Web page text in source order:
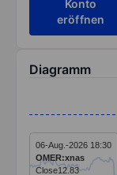
Konto
eröffnen
Diagramm
The chart
The chart has
06-Aug.-2026 18:30
OMER:xnas
Close12.83